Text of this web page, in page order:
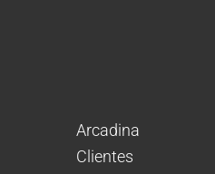
Arcadina
Clientes